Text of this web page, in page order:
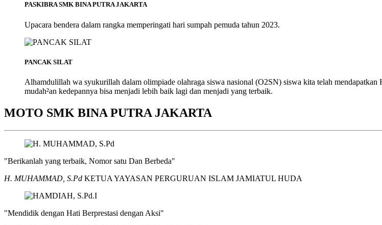
PASKIBRA SMK BINA PUTRA JAKARTA
Upacara bendera dalam rangka memperingati hari sumpah pemuda tahun 2023.
PANCAK SILAT
Alhamdulillah wa syukurillah dalam olimpiade olahraga siswa nasional (O2SN) siswa kita telah
mudah²an kedepannya bisa menjadi lebih baik lagi dan menjadi yang terbaik.
MOTO SMK BINA PUTRA JAKARTA
"Berikanlah yang terbaik, Nomor satu Dan Berbeda"
H. MUHAMMAD, S.Pd KETUA YAYASAN PERGURUAN ISLAM JAMIATUL HUDA
"Mendidik dengan Hati Berprestasi dengan Aksi"